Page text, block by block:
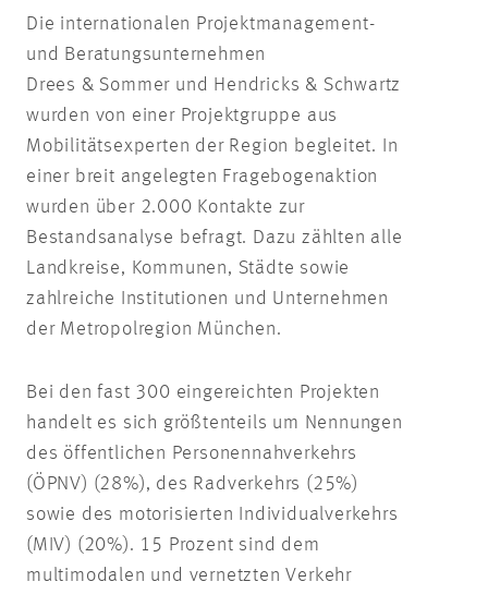
Die internationalen Projektmanagement-
und Beratungsunternehmen
Drees & Sommer und Hendricks & Schwartz
wurden von einer Projektgruppe aus
Mobilitätsexperten der Region begleitet. In
einer breit angelegten Fragebogenaktion
wurden über 2.000 Kontakte zur
Bestandsanalyse befragt. Dazu zählten alle
Landkreise, Kommunen, Städte sowie
zahlreiche Institutionen und Unternehmen
der Metropolregion München.
Bei den fast 300 eingereichten Projekten
handelt es sich größtenteils um Nennungen
des öffentlichen Personennahverkehrs
(ÖPNV) (28%), des Radverkehrs (25%)
sowie des motorisierten Individualverkehrs
(MIV) (20%). 15 Prozent sind dem
multimodalen und vernetzten Verkehr